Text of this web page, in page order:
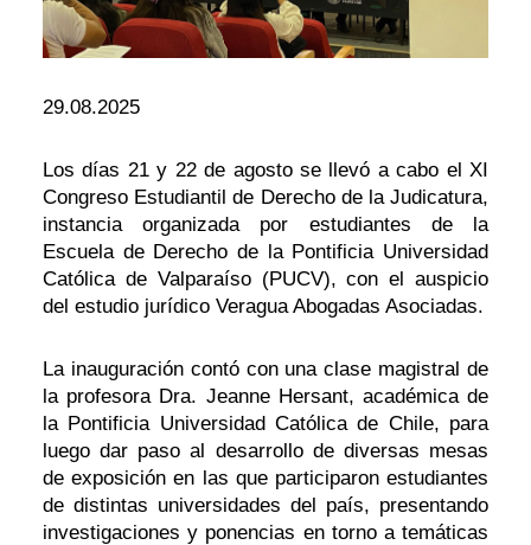
29.08.2025
Los días 21 y 22 de agosto se llevó a cabo el XI
Congreso Estudiantil de Derecho de la Judicatura,
instancia organizada por estudiantes de la
Escuela de Derecho de la Pontificia Universidad
Católica de Valparaíso (PUCV), con el auspicio
del estudio jurídico Veragua Abogadas Asociadas.
La inauguración contó con una clase magistral de
la profesora Dra. Jeanne Hersant, académica de
la Pontificia Universidad Católica de Chile, para
luego dar paso al desarrollo de diversas mesas
de exposición en las que participaron estudiantes
de distintas universidades del país, presentando
investigaciones y ponencias en torno a temáticas